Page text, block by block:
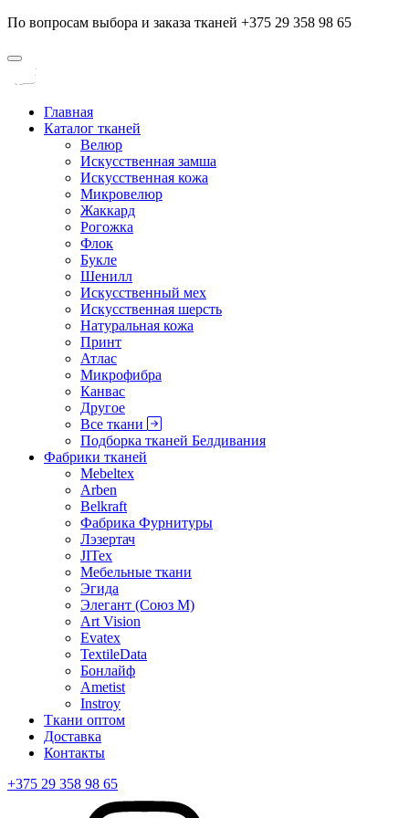
По вопросам выбора и заказа тканей +375 29 358 98 65
Главная
Каталог тканей
Велюр
Искусственная замша
Искусственная кожа
Микровелюр
Жаккард
Рогожка
Флок
Букле
Шенилл
Искусственный мех
Искусственная шерсть
Натуральная кожа
Принт
Атлас
Микрофибра
Канвас
Другое
Все ткани
Подборка тканей Белдивания
Фабрики тканей
Mebeltex
Arben
Belkraft
Фабрика Фурнитуры
Лэзертач
JITex
Мебельные ткани
Эгида
Элегант (Союз М)
Art Vision
Evatex
TextileData
Бонлайф
Ametist
Instroy
Ткани оптом
Доставка
Контакты
+375 29 358 98 65